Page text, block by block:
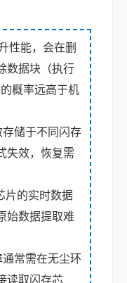
性能，会在删
数据块（执行
概率远高于机
储于不同闪存
失效，恢复需
片的实时数据
始数据提取难
常需在无尘环
读取闪存芯